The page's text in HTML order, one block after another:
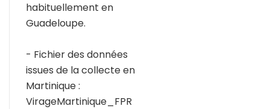
habituellement en
Guadeloupe.
- Fichier des données
issues de la collecte en
Martinique :
VirageMartinique_FPR